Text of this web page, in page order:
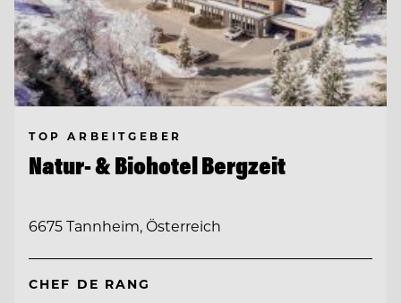
TOP ARBEITGEBER
Natur- & Biohotel Bergzeit
6675 Tannheim, Österreich
CHEF DE RANG